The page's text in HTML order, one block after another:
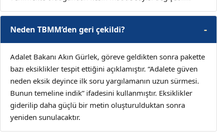
Neden TBMM’den geri çekildi?
Adalet Bakanı Akın Gürlek, göreve geldikten sonra pakette
bazı eksiklikler tespit ettiğini açıklamıştır. “Adalete güven
neden eksik deyince ilk soru yargılamanın uzun sürmesi.
Bunun temeline indik” ifadesini kullanmıştır. Eksiklikler
giderilip daha güçlü bir metin oluşturulduktan sonra
yeniden sunulacaktır.